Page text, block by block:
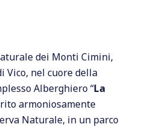
dei Monti Cimini,
Vico, nel cuore della
Alberghiero “La
armoniosamente
Naturale, in un parco